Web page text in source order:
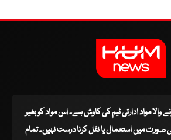
والا مواد ادارتی ٹیم کی کاوش ہے۔ اس مواد کو بغیر
میں استعمال یا نقل کرنا درست نہیں۔ تمام